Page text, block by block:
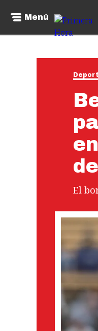
Menú
El